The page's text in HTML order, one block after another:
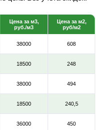
Цена за м3,
руб./м3
Цена за м2,
руб/м2
38000 608
18500 248
38000 494
18500 240,5
36000 450